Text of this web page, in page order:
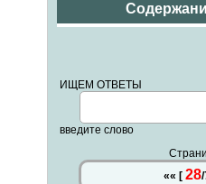
ИЩЕМ ОТВЕТЫ
введите слово
«« [ 28/